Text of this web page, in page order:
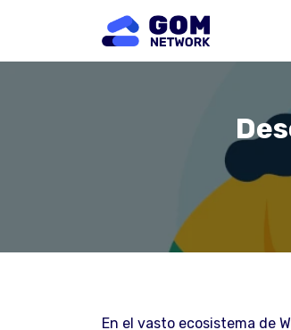
En el vasto ecosistema de